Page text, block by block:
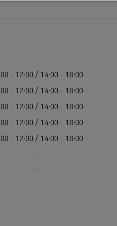
- 12:00 / 14:00 - 18:00
- 12:00 / 14:00 - 18:00
- 12:00 / 14:00 - 18:00
- 12:00 / 14:00 - 18:00
- 12:00 / 14:00 - 18:00
-
-